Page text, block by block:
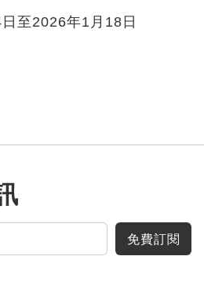
至2026年1月18日
免費訂閱